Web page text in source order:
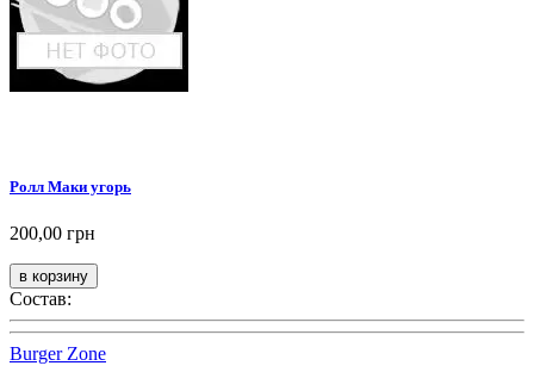
Ролл Маки угорь
200,00 грн
Состав:
Burger Zone